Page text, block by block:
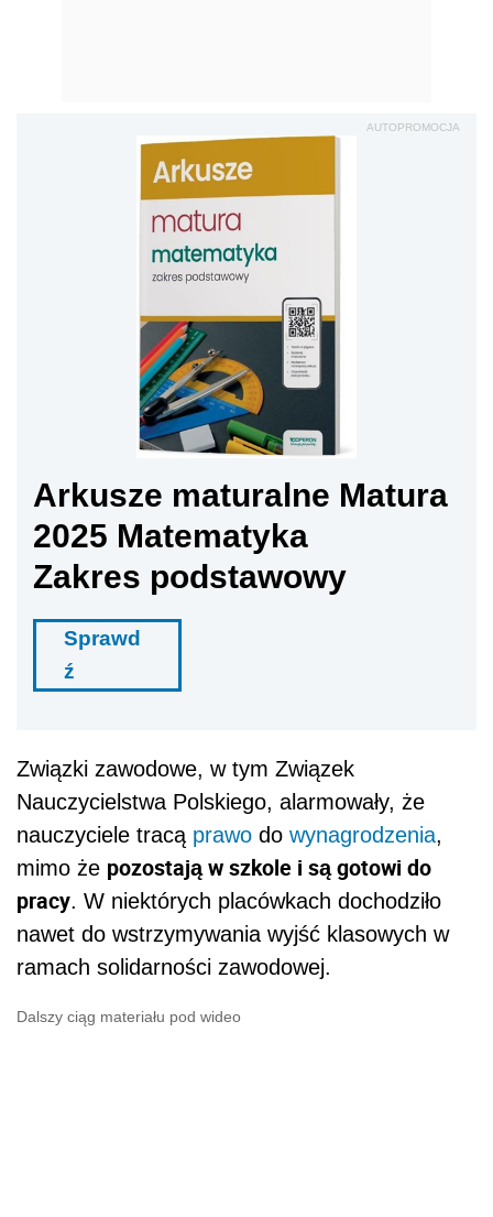
AUTOPROMOCJA
Arkusze maturalne Matura
2025 Matematyka
Zakres podstawowy
Sprawd
ź
Związki zawodowe, w tym Związek
Nauczycielstwa Polskiego, alarmowały, że
nauczyciele tracą prawo do wynagrodzenia,
mimo że pozostają w szkole i są gotowi do
pracy. W niektórych placówkach dochodziło
nawet do wstrzymywania wyjść klasowych w
ramach solidarności zawodowej.
Dalszy ciąg materiału pod wideo